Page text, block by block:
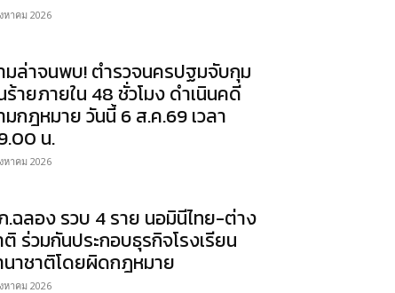
หาคม 2026
มล่าจนพบ! ตำรวจนครปฐมจับกุม
ร้ายภายใน 48 ชั่วโมง ดำเนินคดี
มกฎหมาย วันนี้ 6 ส.ค.69 เวลา
น.
หาคม 2026
.ฉลอง รวบ 4 ราย นอมินีไทย-ต่าง
ร่วมกันประกอบธุรกิจโรงเรียน
นาชาติโดยผิดกฎหมาย
หาคม 2026